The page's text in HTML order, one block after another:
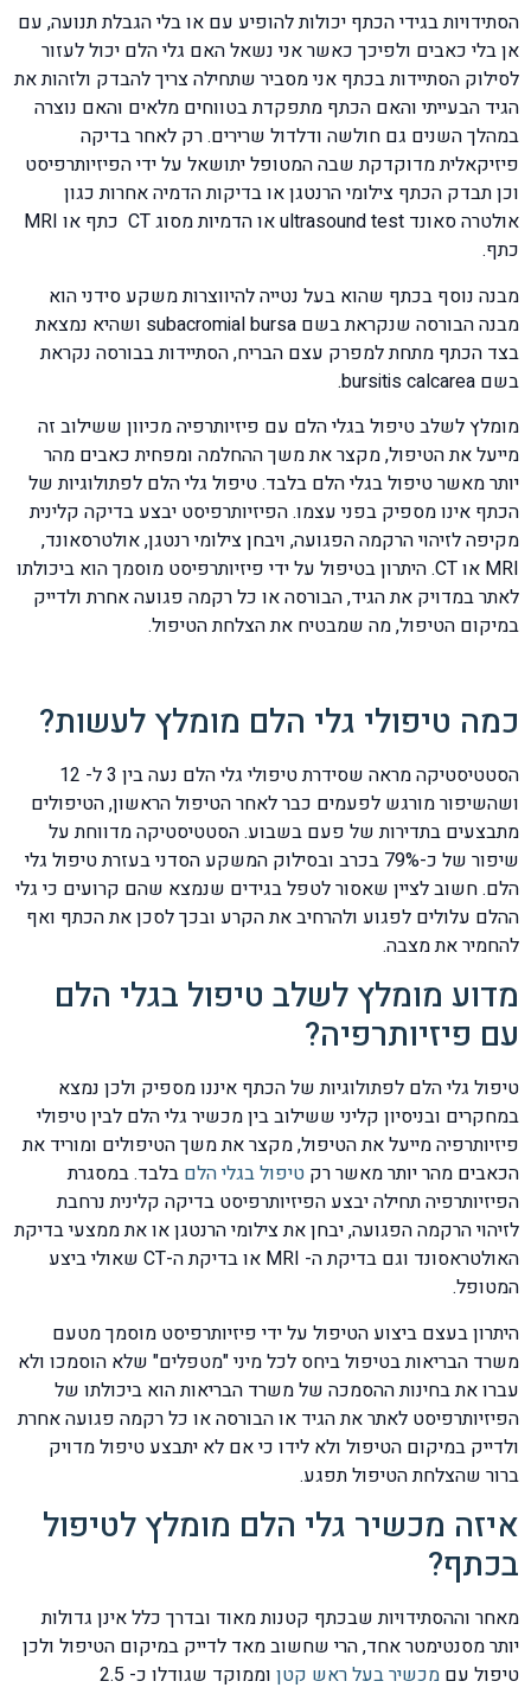
הסתידויות בגידי הכתף יכולות להופיע עם או בלי הגבלת תנועה, עם
אן בלי כאבים ולפיכך כאשר אני נשאל האם גלי הלם יכול לעזור
לסילוק הסתיידות בכתף אני מסביר שתחילה צריך להבדק ולזהות את
הגיד הבעייתי והאם הכתף מתפקדת בטווחים מלאים והאם נוצרה
במהלך השנים גם חולשה ודלדול שרירים. רק לאחר בדיקה
פיזיקאלית מדוקדקת שבה המטופל יתושאל על ידי הפיזיותרפיסט
וכן תבדק הכתף צילומי הרנטגן או בדיקות הדמיה אחרות כגון
אולטרה סאונד ultrasound test או הדמיות מסוג CT כתף או MRI
כתף.
מבנה נוסף בכתף שהוא בעל נטייה להיווצרות משקע סידני הוא
מבנה הבורסה שנקראת בשם subacromial bursa ושהיא נמצאת
בצד הכתף מתחת למפרק עצם הבריח, הסתיידות בבורסה נקראת
בשם bursitis calcarea.
מומלץ לשלב טיפול בגלי הלם עם פיזיותרפיה מכיוון ששילוב זה
מייעל את הטיפול, מקצר את משך ההחלמה ומפחית כאבים מהר
יותר מאשר טיפול בגלי הלם בלבד. טיפול גלי הלם לפתולוגיות של
הכתף אינו מספיק בפני עצמו. הפיזיותרפיסט יבצע בדיקה קלינית
מקיפה לזיהוי הרקמה הפגועה, ויבחן צילומי רנטגן, אולטרסאונד,
MRI או CT. היתרון בטיפול על ידי פיזיותרפיסט מוסמך הוא ביכולתו
לאתר במדויק את הגיד, הבורסה או כל רקמה פגועה אחרת ולדייק
במיקום הטיפול, מה שמבטיח את הצלחת הטיפול.
כמה טיפולי גלי הלם מומלץ לעשות?
הסטטיסטיקה מראה שסידרת טיפולי גלי הלם נעה בין 3 ל- 12
ושהשיפור מורגש לפעמים כבר לאחר הטיפול הראשון, הטיפולים
מתבצעים בתדירות של פעם בשבוע. הסטטיסטיקה מדווחת על
שיפור של כ-79% בכרב ובסילוק המשקע הסדני בעזרת טיפול גלי
הלם. חשוב לציין שאסור לטפל בגידים שנמצא שהם קרועים כי גלי
ההלם עלולים לפגוע ולהרחיב את הקרע ובכך לסכן את הכתף ואף
להחמיר את מצבה.
מדוע מומלץ לשלב טיפול בגלי הלם
עם פיזיותרפיה?
טיפול גלי הלם לפתולוגיות של הכתף איננו מספיק ולכן נמצא
במחקרים ובניסיון קליני ששילוב בין מכשיר גלי הלם לבין טיפולי
פיזיותרפיה מייעל את הטיפול, מקצר את משך הטיפולים ומוריד את
הכאבים מהר יותר מאשר רק טיפול בגלי הלם בלבד. במסגרת
הפיזיותרפיה תחילה יבצע הפיזיותרפיסט בדיקה קלינית נרחבת
לזיהוי הרקמה הפגועה, יבחן את צילומי הרנטגן או את ממצעי בדיקת
האולטראסונד וגם בדיקת ה- MRI או בדיקת ה-CT שאולי ביצע
המטופל.
היתרון בעצם ביצוע הטיפול על ידי פיזיותרפיסט מוסמך מטעם
משרד הבריאות בטיפול ביחס לכל מיני "מטפלים" שלא הוסמכו ולא
עברו את בחינות ההסמכה של משרד הבריאות הוא ביכולתו של
הפיזיותרפיסט לאתר את הגיד או הבורסה או כל רקמה פגועה אחרת
ולדייק במיקום הטיפול ולא לידו כי אם לא יתבצע טיפול מדויק
ברור שהצלחת הטיפול תפגע.
איזה מכשיר גלי הלם מומלץ לטיפול
בכתף?
מאחר וההסתידויות שבכתף קטנות מאוד ובדרך כלל אינן גדולות
יותר מסנטימטר אחד, הרי שחשוב מאד לדייק במיקום הטיפול ולכן
טיפול עם מכשיר בעל ראש קטן
וממוקד שגודלו כ- 2.5